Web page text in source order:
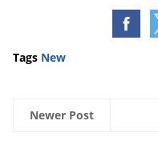
Tags New
Newer Post